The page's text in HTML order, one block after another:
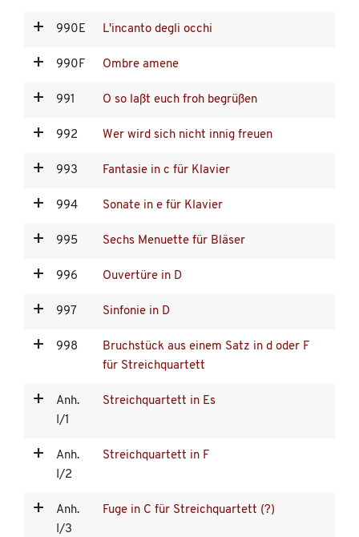
990E L'incanto degli occhi
990F Ombre amene
991 O so laßt euch froh begrüßen
992 Wer wird sich nicht innig freuen
993 Fantasie in c für Klavier
994 Sonate in e für Klavier
995 Sechs Menuette für Bläser
996 Ouvertüre in D
997 Sinfonie in D
998
Bruchstück aus einem Satz in d oder F
für Streichquartett
Anh.
I/1
Streichquartett in Es
Anh.
I/2
Streichquartett in F
Anh.
I/3
Fuge in C für Streichquartett (?)